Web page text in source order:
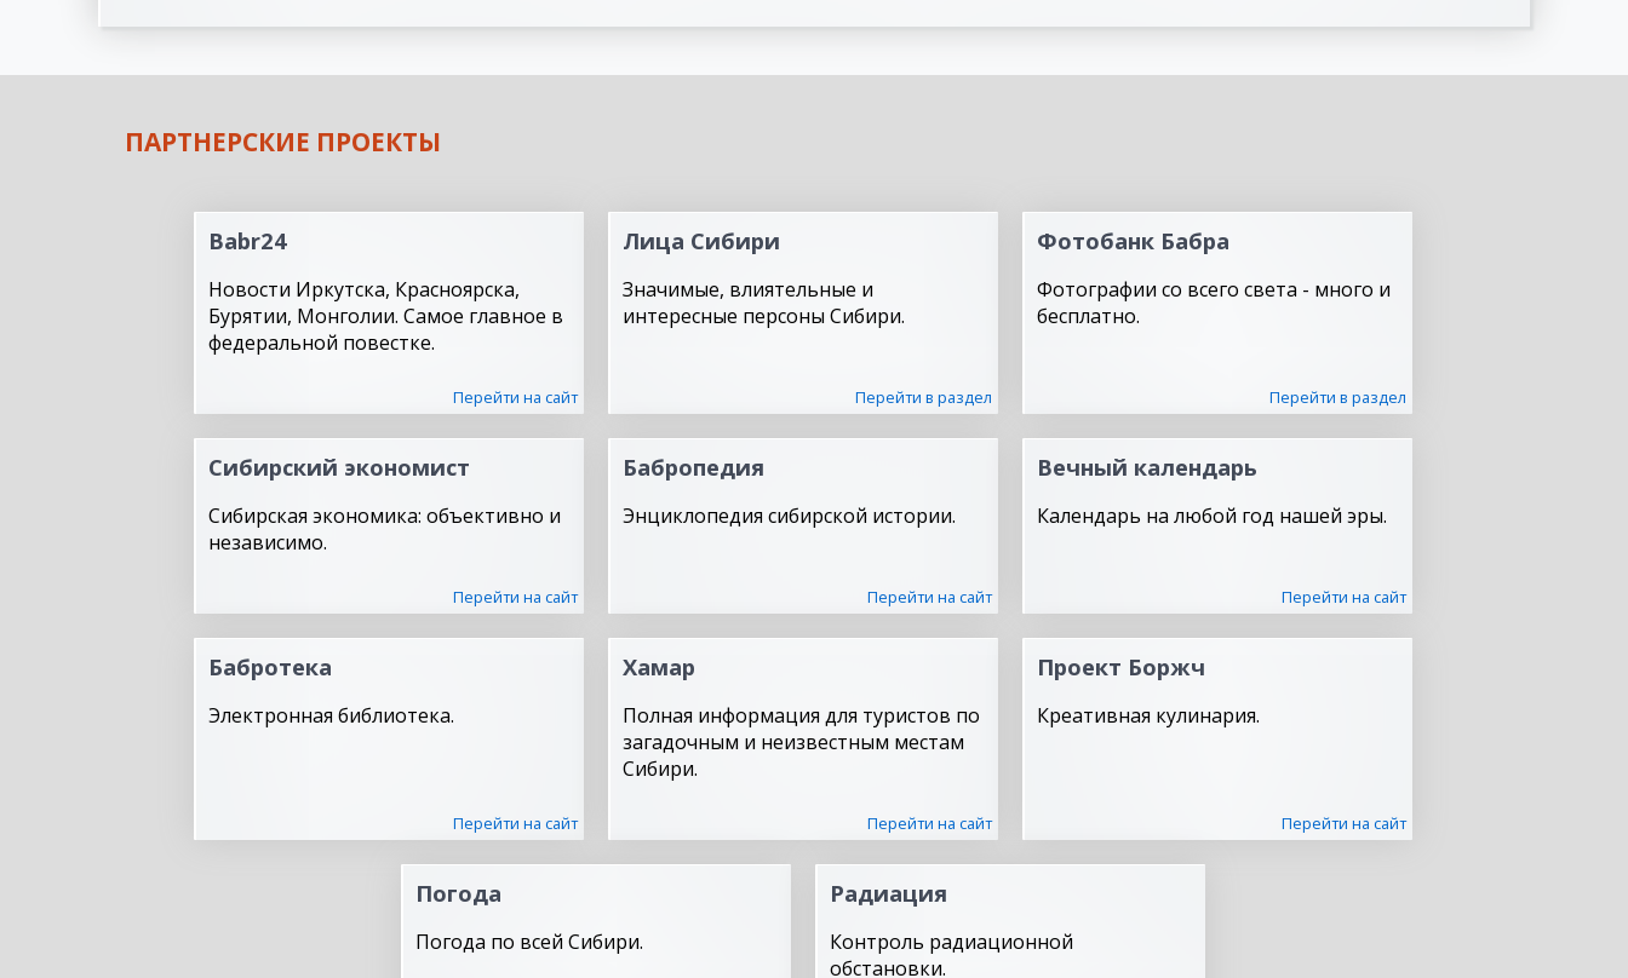
ПАРТНЕРСКИЕ ПРОЕКТЫ
Babr24
Новости Иркутска, Красноярска,
Бурятии, Монголии. Самое главное в
федеральной повестке.
Перейти на сайт
Лица Сибири
Значимые, влиятельные и
интересные персоны Сибири.
Перейти в раздел
Фотобанк Бабра
Фотографии со всего света - много и
бесплатно.
Перейти в раздел
Сибирский экономист
Сибирская экономика: объективно и
независимо.
Перейти на сайт
Бабропедия
Энциклопедия сибирской истории.
Перейти на сайт
Вечный календарь
Календарь на любой год нашей эры.
Перейти на сайт
Бабротека
Электронная библиотека.
Перейти на сайт
Хамар
Полная информация для туристов по
загадочным и неизвестным местам
Сибири.
Перейти на сайт
Проект Боржч
Креативная кулинария.
Перейти на сайт
Погода
Погода по всей Сибири.
Радиация
Контроль радиационной
обстановки.